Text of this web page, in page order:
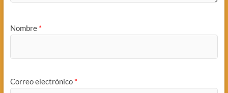
Nombre *
Correo electrónico *